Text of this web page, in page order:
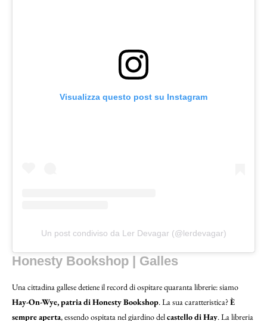
Visualizza questo post su Instagram
Un post condiviso da Ler Devagar (@lerdevagar)
Honesty Bookshop | Galles
Una cittadina gallese detiene il record di ospitare quaranta librerie: siamo
Hay-On-Wye, patria di Honesty Bookshop. La sua caratteristica?È
sempre aperta, essendo ospitata nel giardino delcastello di Hay. La libreria